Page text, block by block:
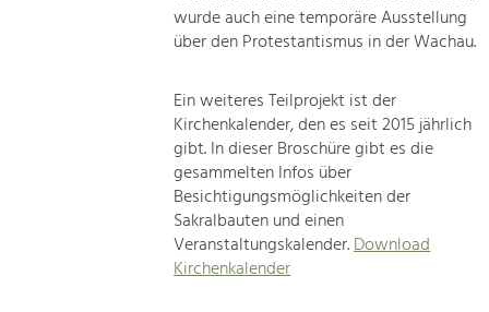
wurde auch eine temporäre Ausstellung
über den Protestantismus in der Wachau.
Ein weiteres Teilprojekt ist der
Kirchenkalender, den es seit 2015 jährlich
gibt. In dieser Broschüre gibt es die
gesammelten Infos über
Besichtigungsmöglichkeiten der
Sakralbauten und einen
Veranstaltungskalender.Download
Kirchenkalender